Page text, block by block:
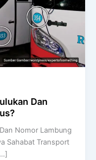
Dan
Nomor Lambung
Sahabat Transport